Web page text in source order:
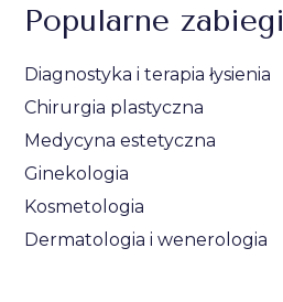
Popularne zabiegi
Diagnostyka i terapia łysienia
Chirurgia plastyczna
Medycyna estetyczna
Ginekologia
Kosmetologia
Dermatologia i wenerologia